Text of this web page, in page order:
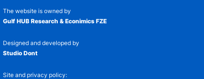
The website is owned by
Gulf HUB Research & Econimics FZE
Designed and developed by
Studio Dont
Site and privacy policy: